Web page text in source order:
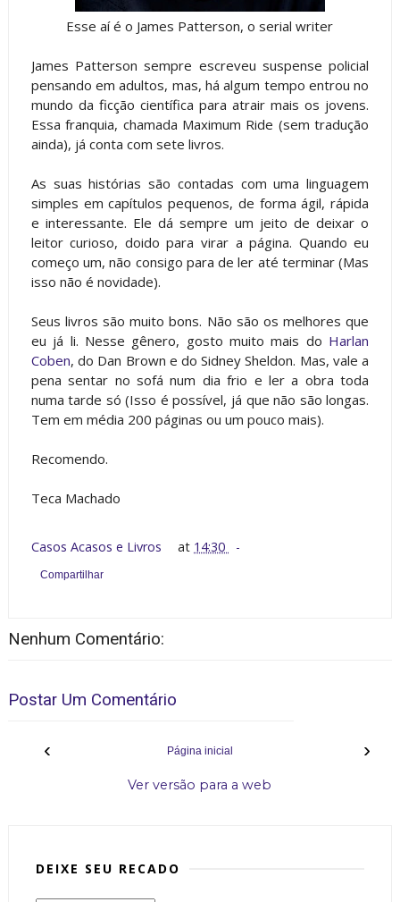
Esse aí é o James Patterson, o serial writer
James Patterson sempre escreveu suspense policial
pensando em adultos, mas, há algum tempo entrou no
mundo da ficção científica para atrair mais os jovens.
Essa franquia, chamada Maximum Ride (sem tradução
ainda), já conta com sete livros.
As suas histórias são contadas com uma linguagem
simples em capítulos pequenos, de forma ágil, rápida
e interessante. Ele dá sempre um jeito de deixar o
leitor curioso, doido para virar a página. Quando eu
começo um, não consigo para de ler até terminar (Mas
isso não é novidade).
Seus livros são muito bons. Não são os melhores que
eu já li. Nesse gênero, gosto muito mais do Harlan
Coben, do Dan Brown e do Sidney Sheldon. Mas, vale a
pena sentar no sofá num dia frio e ler a obra toda
numa tarde só (Isso é possível, já que não são longas.
Tem em média 200 páginas ou um pouco mais).
Recomendo.
Teca Machado
Casos Acasos e Livros at 14:30
Compartilhar
Nenhum Comentário:
Postar Um Comentário
‹ ›
Página inicial
Ver versão para a web
DEIXE SEU RECADO